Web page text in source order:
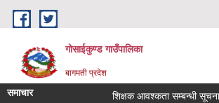
Skip to main content
गोसाईकुण्ड गाउँपालिका
बागमती प्रदेश
समाचार शिक्षक आवश्कता सम्बन्धी सूचना ।